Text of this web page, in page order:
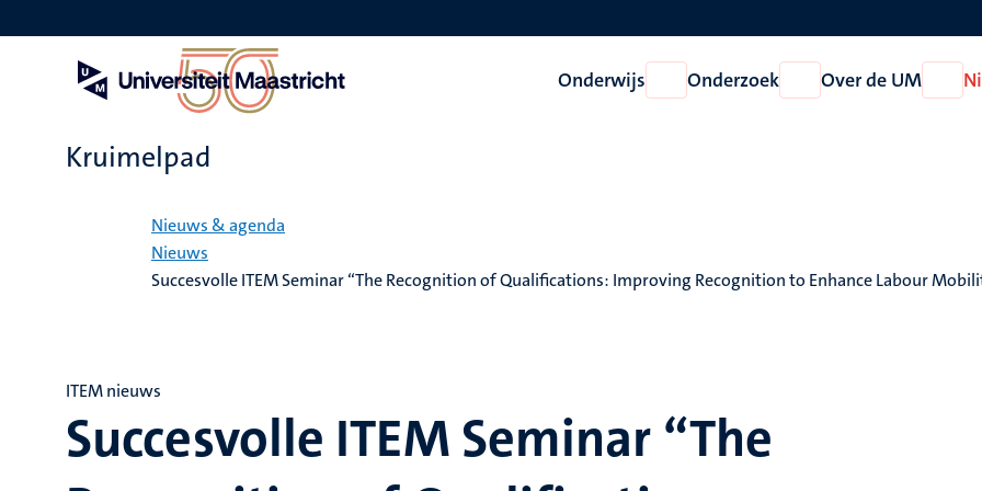
en
Onderwijs
Open
Onderwijs
Onderzoek
Open
Onderzoek
Over de UM
Open
Over
Kruimelpad
Nieuws & agenda
Nieuws
Succesvolle ITEM Seminar “The Recognition of Qualifications: Improving Recognition to Enhance Labour
Succesvolle ITEM Seminar “The
ITEM nieuws